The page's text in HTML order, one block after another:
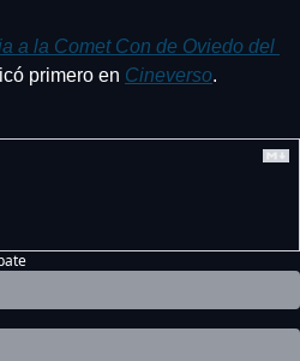
a la Comet Con de Oviedo del
primero en Cineverso.